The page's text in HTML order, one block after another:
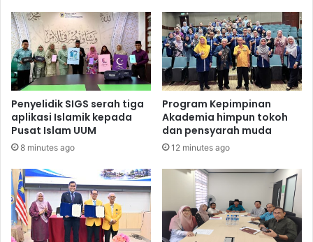
Penyelidik SIGS serah tiga
aplikasi Islamik kepada
Pusat Islam UUM
8 minutes ago
Program Kepimpinan
Akademia himpun tokoh
dan pensyarah muda
12 minutes ago